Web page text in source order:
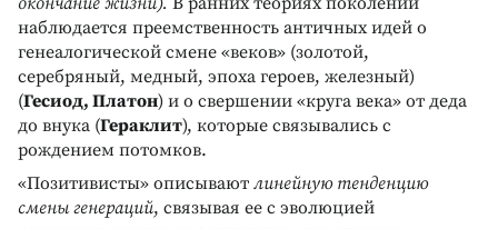
наблюдается преемственность античных идей о
генеалогической смене «веков» (золотой,
серебряный, медный, эпоха героев, железный)
(Гесиод, Платон) и о свершении «круга века» от деда
до внука (Гераклит), которые связывались с
рождением потомков.
«Позитивисты» описывают линейную тенденцию
смены генераций, связывая ее с эволюцией